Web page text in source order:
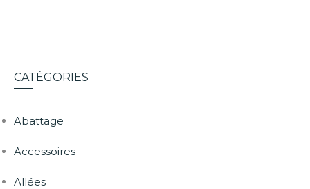
CATÉGORIES
Abattage
Accessoires
Allées